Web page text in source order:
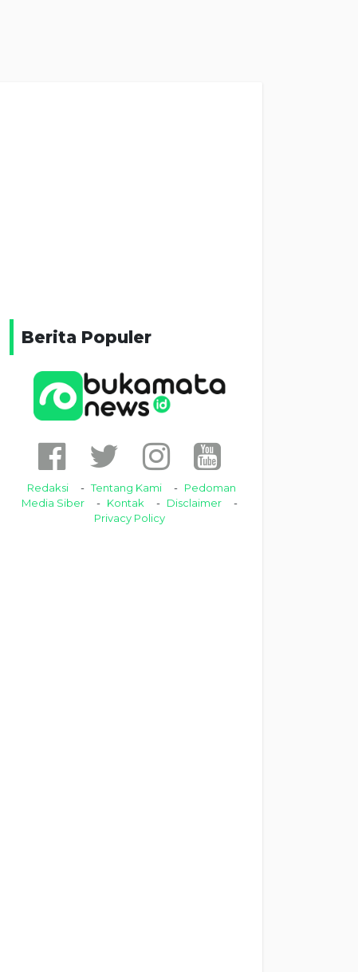
Berita Populer
Redaksi Tentang Kami
Pedoman
Media Siber
Kontak
Disclaimer
Privacy Policy